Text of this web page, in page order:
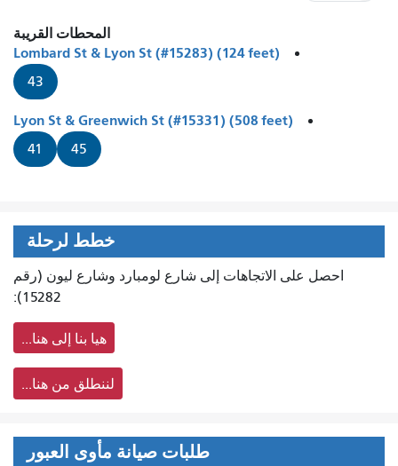
المحطات القريبة
Lombard St & Lyon St (#15283) (124 feet)
43
Lyon St & Greenwich St (#15331) (508 feet)
41 45
خطط لرحلة
احصل على الاتجاهات إلى شارع لومبارد وشارع ليون (رقم
15282):
هيا بنا إلى هنا...
لننطلق من هنا...
طلبات صيانة مأوى العبور